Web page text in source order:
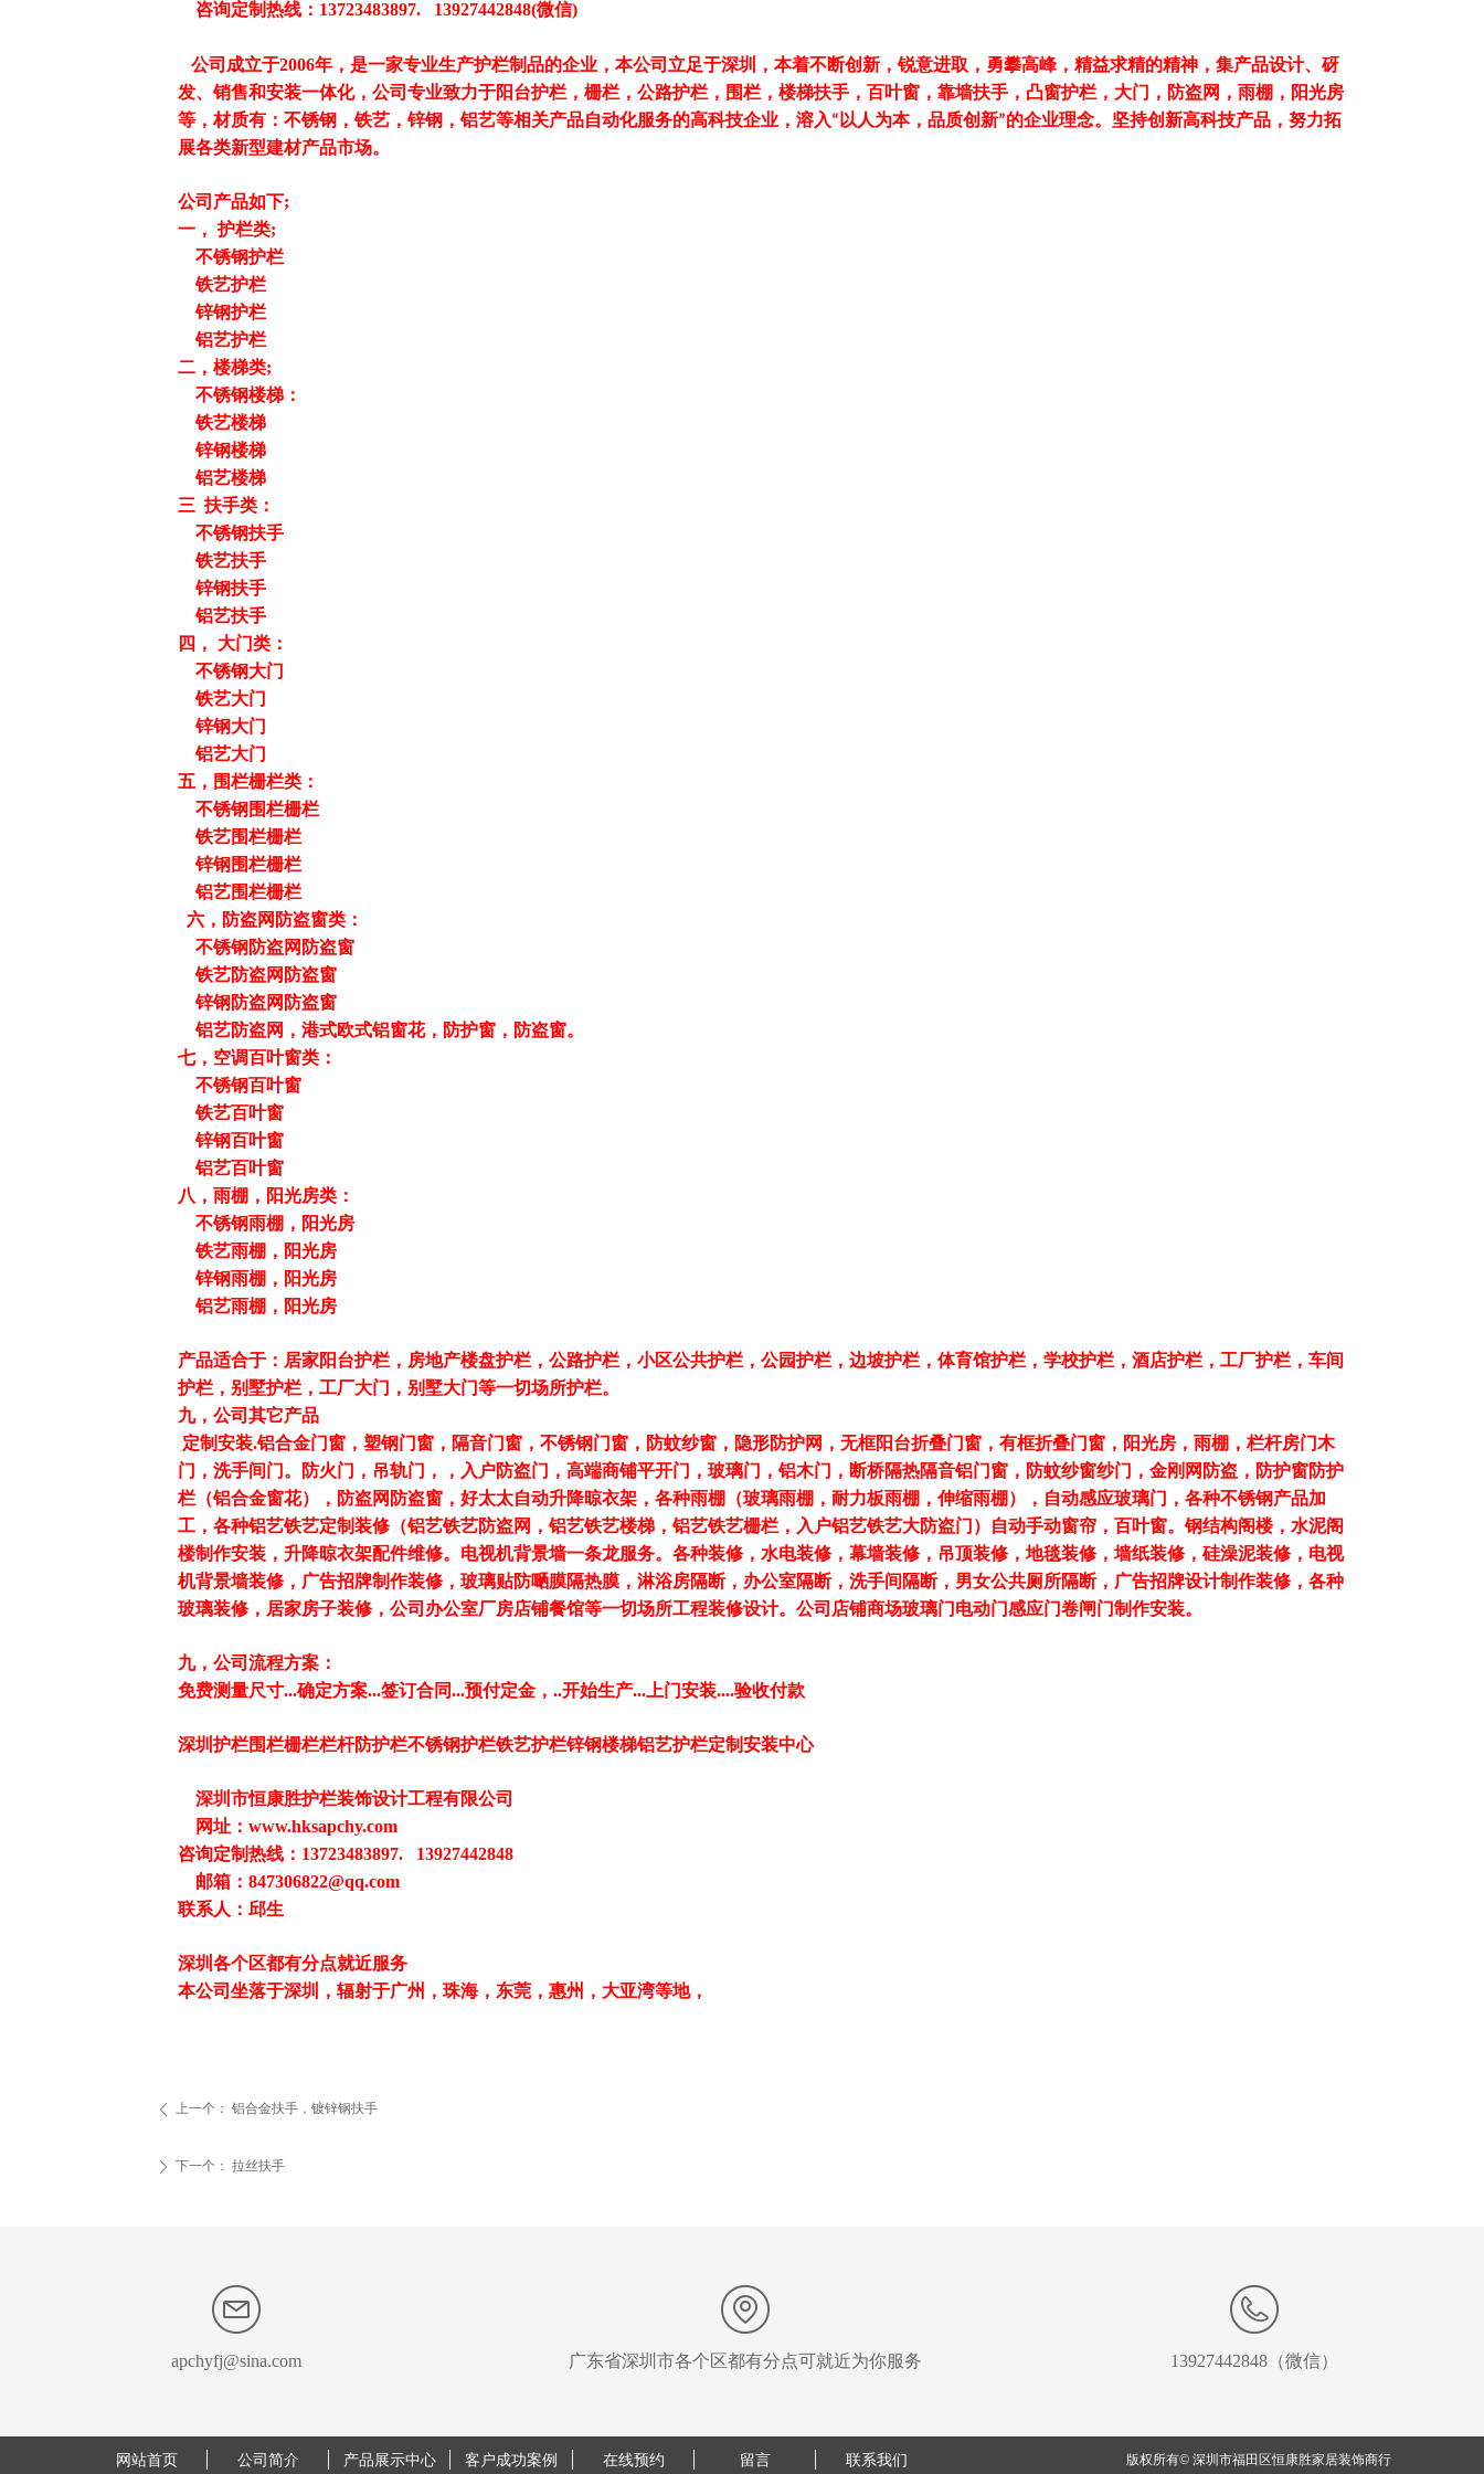
ꄴ 上一个： 铝合金扶手，镀锌钢扶手
咨询定制热线：13723483897. 13927442848(微信)
公司成立于2006年，是一家专业生产护栏制品的企业，本公司立足于深圳，本着不断创新，锐意进取，勇攀高峰，精益求精的精神，集产品设计、砑
发、销售和安装一体化，公司专业致力于阳台护栏，栅栏，公路护栏，围栏，楼梯扶手，百叶窗，靠墙扶手，凸窗护栏，大门，防盗网，雨棚，阳光房
等，材质有：不锈钢，铁艺，锌钢，铝艺等相关产品自动化服务的高科技企业，溶入“ 以人为本，品质创新”的企业理念。坚持创新高科技产品，努力拓
展各类新型建材产品市场。
公司产品如下;
一， 护栏类;
不锈钢护栏
铁艺护栏
锌钢护栏
铝艺护栏
二，楼梯类;
不锈钢楼梯：
铁艺楼梯
锌钢楼梯
铝艺楼梯
三 扶手类：
不锈钢扶手
铁艺扶手
锌钢扶手
铝艺扶手
四， 大门类：
不锈钢大门
铁艺大门
锌钢大门
铝艺大门
五，围栏栅栏类：
不锈钢围栏栅栏
铁艺围栏栅栏
锌钢围栏栅栏
铝艺围栏栅栏
六，防盗网防盗窗类：
不锈钢防盗网防盗窗
铁艺防盗网防盗窗
锌钢防盗网防盗窗
铝艺防盗网，港式欧式铝窗花，防护窗，防盗窗。
七，空调百叶窗类：
不锈钢百叶窗
铁艺百叶窗
锌钢百叶窗
铝艺百叶窗
八，雨棚，阳光房类：
不锈钢雨棚，阳光房
铁艺雨棚，阳光房
锌钢雨棚，阳光房
铝艺雨棚，阳光房
产品适合于：居家阳台护栏，房地产楼盘护栏，公路护栏，小区公共护栏，公园护栏，边坡护栏，体育馆护栏，学校护栏，酒店护栏，工厂护栏，车间
护栏，别墅护栏，工厂大门，别墅大门等一切场所护栏。
九，公司其它产品
定制安装.铝合金门窗，塑钢门窗，隔音门窗，不锈钢门窗，防蚊纱窗，隐形防护网，无框阳台折叠门窗，有框折叠门窗，阳光房，雨棚，栏杆房门木
门，洗手间门。防火门，吊轨门，，入户防盗门，高端商铺平开门，玻璃门，铝木门，断桥隔热隔音铝门窗，防蚊纱窗纱门，金刚网防盗，防护窗防护
栏（铝合金窗花），防盗网防盗窗，好太太自动升降晾衣架，各种雨棚（玻璃雨棚，耐力板雨棚，伸缩雨棚），自动感应玻璃门，各种不锈钢产品加
工，各种铝艺铁艺定制装修（铝艺铁艺防盗网，铝艺铁艺楼梯，铝艺铁艺栅栏，入户铝艺铁艺大防盗门）自动手动窗帘，百叶窗。钢结构阁楼，水泥阁
楼制作安装，升降晾衣架配件维修。电视机背景墙一条龙服务。各种装修，水电装修，幕墙装修，吊顶装修，地毯装修，墙纸装修，硅澡泥装修，电视
机背景墙装修，广告招牌制作装修，玻璃贴防嗮膜隔热膜， 淋浴房隔断，办公室隔断，洗手间隔断，男女公共厕所隔断，广告招牌设计制作装修，各种
玻璃装修，居家房子装修，公司办公室厂房店铺餐馆等一切场所工程装修设计。 公司店铺商场玻璃门电动门感应门卷闸门制作安装。
九，公司流程方案：
免费测量尺寸...确定方案...签订合同...预付定金，..开始生产...上门安装....验收付款
深圳护栏围栏栅栏栏杆防护栏不锈钢护栏铁艺护栏锌钢楼梯铝艺护栏定制安装中心
深圳市恒康胜护栏装饰设计工程有限公司
网址：www.hksapchy.com
咨询定制热线：13723483897. 13927442848
邮箱：847306822@qq.com
联系人：邱生
深圳各个区都有分点就近服务
本公司坐落于深圳，辐射于广州，珠海，东莞，惠州，大亚湾等地，
ꄲ 下一个： 拉丝扶手
网站首页 公司简介 产品展示中心 客户成功案例 在线预约 留言 联系我们 版权所有© 深圳市福田区恒康胜家居装饰商行
apchyfj@sina.com 广东省深圳市各个区都有分点可就近为你服务 13927442848（微信）